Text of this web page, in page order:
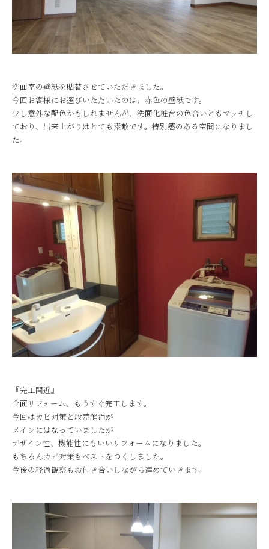
洗面室の壁紙を貼替させていただきました。
今回お客様にお選びいただいたのは、赤色の壁紙です。
少し意外な配色かもしれませんが、洗面化粧台の色合いともマッチし
ており、出来上がりはとても素敵です。特別感のある空間になりまし
た。
『完工間近』
全面リフォーム、もうすぐ完工します。
今回はカビ対策と段差解消が
メインにはなっていましたが
デザイン性、機能性にもいいリフォームになりました。
もちろんカビ対策もベストをつくしました。
今後の経過観察もお付き合いしながら進めていきます。